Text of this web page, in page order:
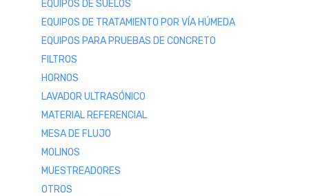
EQUIPOS DE SUELOS
EQUIPOS DE TRATAMIENTO POR VÍA HÚMEDA
EQUIPOS PARA PRUEBAS DE CONCRETO
FILTROS
HORNOS
LAVADOR ULTRASÓNICO
MATERIAL REFERENCIAL
MESA DE FLUJO
MOLINOS
MUESTREADORES
OTROS